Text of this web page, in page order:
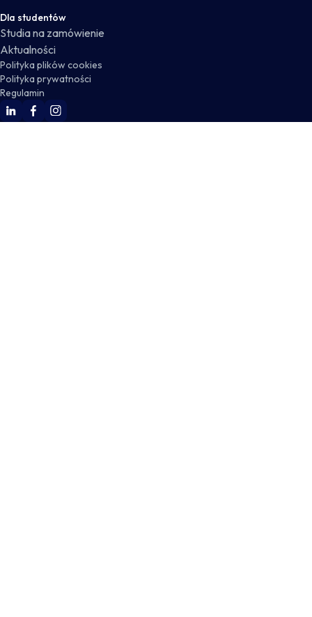
Dla studentów
Studia na zamówienie
Aktualności
Polityka plików cookies
Polityka prywatności
Regulamin
WSKZ Linkedin
WSKZ Facebook
WSKZ Instagram